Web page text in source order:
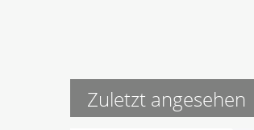
Zuletzt angesehen